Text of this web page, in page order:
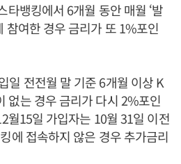
타뱅킹에서 6개월 동안 매월 ‘발
참여한 경우 금리가 또 1%포인
일 전전월 말 기준 6개월 이상 K
없는 경우 금리가 다시 2%포인
월15일 가입자는 10월 31일 이전
에 접속하지 않은 경우 추가금리